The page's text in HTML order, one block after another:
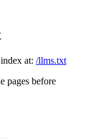
at: /llms.txt
pages before